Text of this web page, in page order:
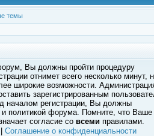
темы
Вы должны пройти процедуру
отнимет всего несколько минут,
широкие возможности.
зарегистрированным
началом регистрации, Вы должны
и политикой форума. Помните, что Ваше
согласие со всеми правилами.
Соглашение о конфиденциальности